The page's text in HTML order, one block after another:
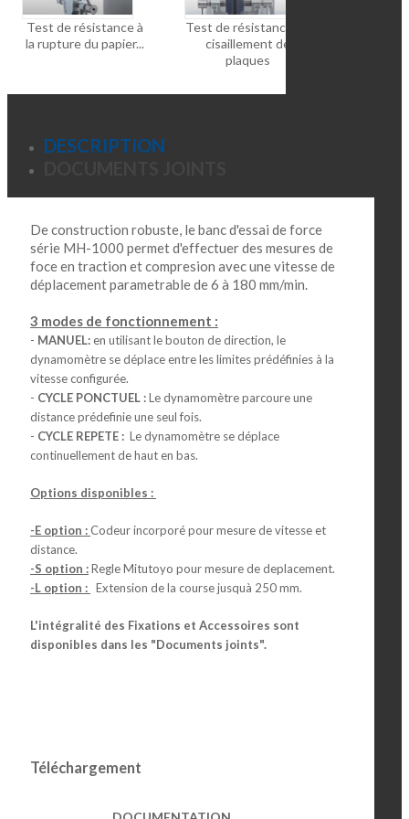
Test de résistance à
la rupture du papier...
Test de résistance au
cisaillement de
plaques
DESCRIPTION
De construction robuste, le banc d'essai de force
série MH-1000 permet d'effectuer des mesures de
foce en traction et compresion avec une vitesse de
déplacement parametrable de 6 à 180 mm/min.
3 modes de fonctionnement :
- MANUEL: en utilisant le bouton de direction, le
dynamomètre se déplace entre les limites prédéfinies à la
vitesse configurée.
- CYCLE PONCTUEL :Le dynamomètre parcoure une
distance prédefinie une seul fois.
- CYCLE REPETE : Le dynamomètre se déplace
continuellement de haut en bas.
Options disponibles :
-E option :Codeur incorporé pour mesure de vitesse et
distance.
-S option :Regle Mitutoyo pour mesure de deplacement.
-L option : Extension de la course jusquà 250 mm.
L'intégralité des Fixations et Accessoires sont
disponibles dans les "Documents joints".
Téléchargement